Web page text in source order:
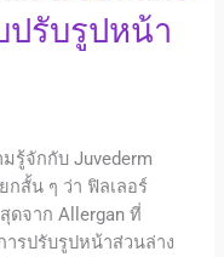
ปรับรูปหน้า
รู้จักกับ Juvederm
กสั้น ๆ ว่า ฟิลเลอร์
ดจาก Allergan ที่
รปรับรูปหน้าส่วนล่าง